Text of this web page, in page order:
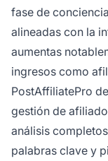
fase de
alineadas con la
aumentas
ingresos como
PostAffiliatePro
gestión de
análisis
palabras clave y